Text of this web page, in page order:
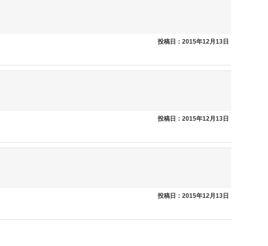
投稿日：2015年12月13日
投稿日：2015年12月13日
投稿日：2015年12月13日